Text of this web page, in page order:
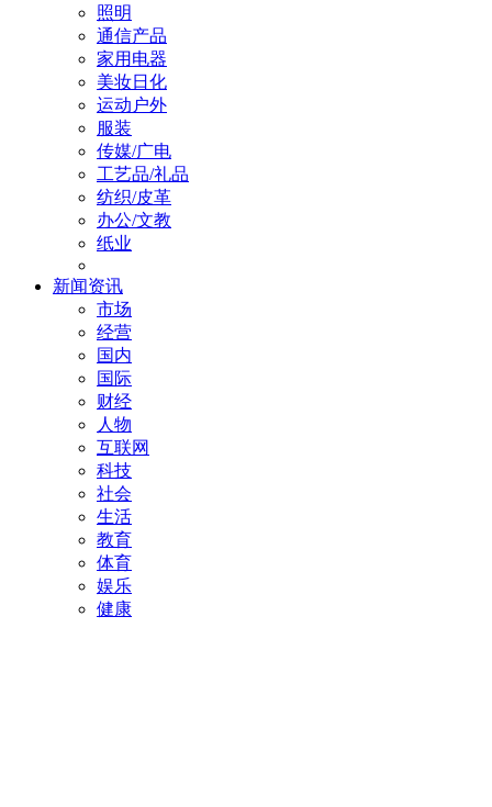
照明
通信产品
家用电器
美妆日化
运动户外
服装
传媒/广电
工艺品/礼品
纺织/皮革
办公/文教
纸业
新闻资讯
市场
经营
国内
国际
财经
人物
互联网
科技
社会
生活
教育
体育
娱乐
健康